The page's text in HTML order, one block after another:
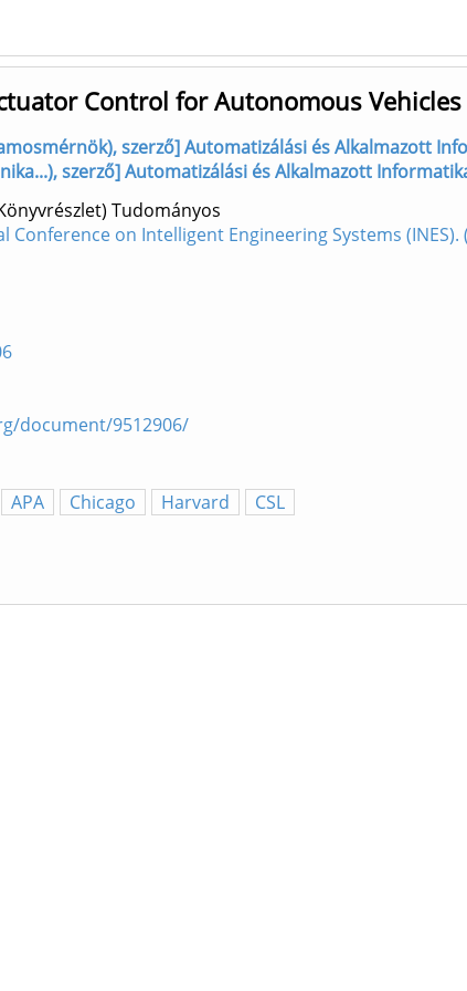
Control for Autonomous Vehicles
szerző] Automatizálási és Alkalmazott
szerző] Automatizálási és Alkalmazott
Tudományos
Conference on Intelligent Engineering Systems (INES).
document/9512906/
APA Chicago Harvard CSL